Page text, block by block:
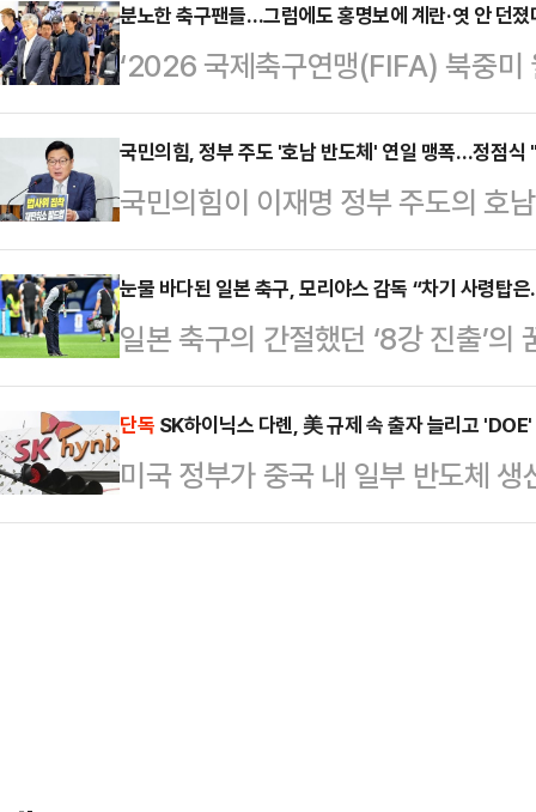
을 감당하기 어렵다"고 인정한 것
간 이를 유지·정비할 산업 기반을
요소라는 의미다.캐나다가 유지보
존 4척 규모였던 잠수함 전력을 최
다. 잠수함 숫자는 세 배로 늘어나
야 하는 만큼, 캐…
분노한 축구팬들…그럼에도 홍명보에 계란·엿 안 던졌
‘2026 국제축구연맹(FIFA) 북중미
국한 가운데 인천공항에 나온 축구
거센 항의를 쏟아냈으나 과거처럼
없었다.30일 오전 홍명보 전 감독과
설영우 등 국가대표 선수 9명은 굳
다.이들이 모습을 드러내기 전부터
다. 이어 홍 감독과 대한축구협회
더욱 격앙됐다. …
국민의힘, 정부 주도 '호남 반도체' 연일 맹폭…정점식
국민의힘이 이재명 정부 주도의 호
트'에 대해 연일 맹폭을 가하고 있
치 공학"이라고 비판하며 국정조사
는 30일 국회에서 열린 원내대책회
을 좌우로 들러리 세운 채 천문학적
관치경제의 상징"이라고 일갈했다.
지지기반이란 점을 지적하며 "이번
자본으로 (민주당의) 전당대…
눈물 바다된 일본 축구, 모리야스 감독 “차기 사령탑
일본 축구의 간절했던 ‘8강 진출’
거품이 됐다.모리야스 하지메 감독
주 휴스턴의 휴스턴 스타디움에서
드컵 32강에서 브라질에 1-2로 역
2010년, 2018년, 2022년 대회에
단독 SK하이닉스 다롄, 美 규제 속 출자 늘리고
미국 정부가 중국 내 일부 반도체
검증된최종사용자)를 폐지한 지 약